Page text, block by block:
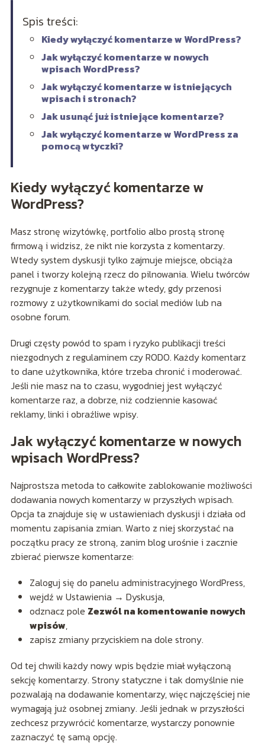
Spis treści:
Kiedy wyłączyć komentarze w WordPress?
Jak wyłączyć komentarze w nowych
wpisach WordPress?
Jak wyłączyć komentarze w istniejących
wpisach i stronach?
Jak usunąć już istniejące komentarze?
Jak wyłączyć komentarze w WordPress za
pomocą wtyczki?
Kiedy wyłączyć komentarze w
WordPress?
Masz stronę wizytówkę, portfolio albo prostą stronę
firmową i widzisz, że nikt nie korzysta z komentarzy.
Wtedy system dyskusji tylko zajmuje miejsce, obciąża
panel i tworzy kolejną rzecz do pilnowania. Wielu twórców
rezygnuje z komentarzy także wtedy, gdy przenosi
rozmowy z użytkownikami do social mediów lub na
osobne forum.
Drugi częsty powód to spam i ryzyko publikacji treści
niezgodnych z regulaminem czy RODO. Każdy komentarz
to dane użytkownika, które trzeba chronić i moderować.
Jeśli nie masz na to czasu, wygodniej jest wyłączyć
komentarze raz, a dobrze, niż codziennie kasować
reklamy, linki i obraźliwe wpisy.
Jak wyłączyć komentarze w nowych
wpisach WordPress?
Najprostsza metoda to całkowite zablokowanie możliwości
dodawania nowych komentarzy w przyszłych wpisach.
Opcja ta znajduje się w ustawieniach dyskusji i działa od
momentu zapisania zmian. Warto z niej skorzystać na
początku pracy ze stroną, zanim blog urośnie i zacznie
zbierać pierwsze komentarze:
Zaloguj się do panelu administracyjnego WordPress,
wejdź w Ustawienia → Dyskusja,
odznacz pole Zezwól na komentowanie nowych
wpisów,
zapisz zmiany przyciskiem na dole strony.
Od tej chwili każdy nowy wpis będzie miał wyłączoną
sekcję komentarzy. Strony statyczne i tak domyślnie nie
pozwalają na dodawanie komentarzy, więc najczęściej nie
wymagają już osobnej zmiany. Jeśli jednak w przyszłości
zechcesz przywrócić komentarze, wystarczy ponownie
zaznaczyć tę samą opcję.